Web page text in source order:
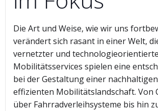
Die Art und Weise, wie wir uns
verändert sich rasant in einer Welt,
vernetzter und
Mobilitätsservices spielen eine
bei der Gestaltung einer
effizienten Mobilitätslandschaft. Von
über Fahrradverleihsysteme bis hin